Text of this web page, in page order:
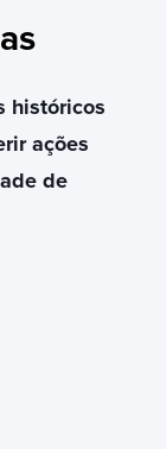
históricos
ações
de